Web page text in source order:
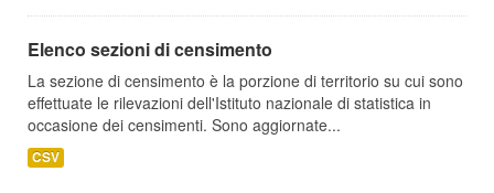
Elenco sezioni di censimento
La sezione di censimento è la porzione di territorio su cui sono
effettuate le rilevazioni dell'Istituto nazionale di statistica in
occasione dei censimenti. Sono aggiornate...
CSV